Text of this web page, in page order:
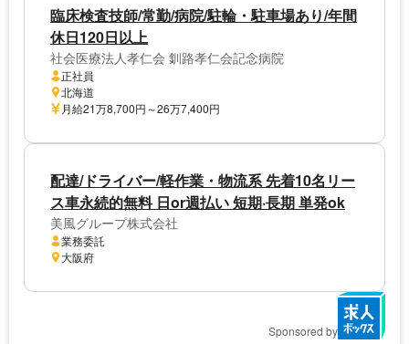
臨床検査技師/常勤/病院/駐輪・駐車場あり/年間
休日120日以上
社会医療法人孝仁会 釧路孝仁会記念病院
正社員
北海道
月給21万8,700円～26万7,400円
配達/ドライバー/軽作業・物流系 先着10名リー
ス車永続的無料 日or週払い 短期·長期 単発ok
美風グループ株式会社
業務委託
大阪府
Sponsored by